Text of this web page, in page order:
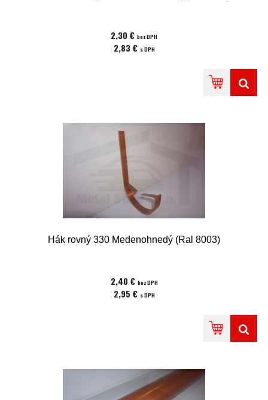
2,30 € bez DPH
2,83 € s DPH
Hák rovný 330 Medenohnedý (Ral 8003)
2,40 € bez DPH
2,95 € s DPH